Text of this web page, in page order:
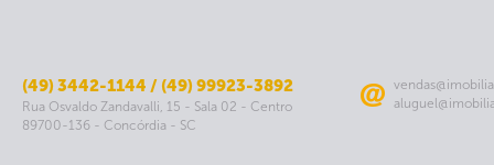
(49) 3442-1144 / (49) 99923-3892
Rua Osvaldo Zandavalli, 15 - Sala 02 - Centro
89700-136 - Concórdia - SC